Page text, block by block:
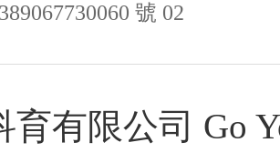
號 02
育有限公司 Go